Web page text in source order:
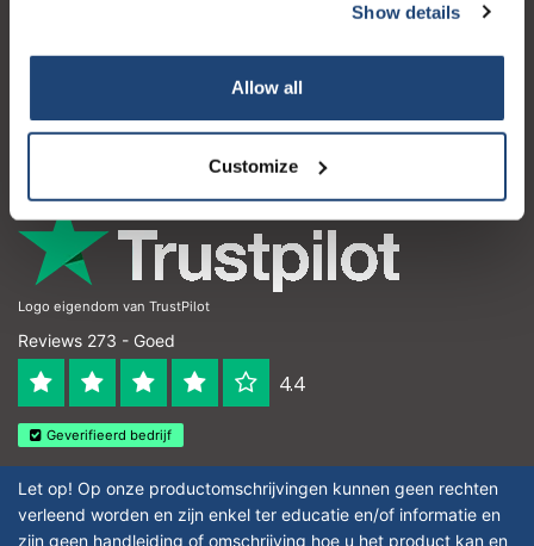
Show details
Allow all
Customize
Contactgegevens
Logo eigendom van TrustPilot
Reviews 273 - Goed
4.4
Geverifieerd bedrijf
Let op! Op onze productomschrijvingen kunnen geen rechten
verleend worden en zijn enkel ter educatie en/of informatie en
zijn geen handleiding of omschrijving hoe u het product kan en